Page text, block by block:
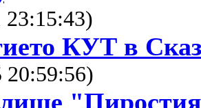
23:15:43)
КУТ в
20:59:56)